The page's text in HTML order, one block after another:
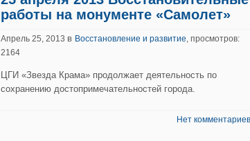
работы на монументе «Самолет»
Апрель 25, 2013 в Восстановление и развитие, просмотров:
2164
ЦГИ «Звезда Крама» продолжает деятельность по
сохранению достопримечательностей города.
Нет